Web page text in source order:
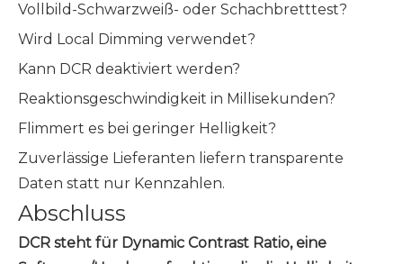
Vollbild-Schwarzweiß- oder Schachbretttest?
Wird Local Dimming verwendet?
Kann DCR deaktiviert werden?
Reaktionsgeschwindigkeit in Millisekunden?
Flimmert es bei geringer Helligkeit?
Zuverlässige Lieferanten liefern transparente
Daten statt nur Kennzahlen.
Abschluss
DCR steht für Dynamic Contrast Ratio, eine